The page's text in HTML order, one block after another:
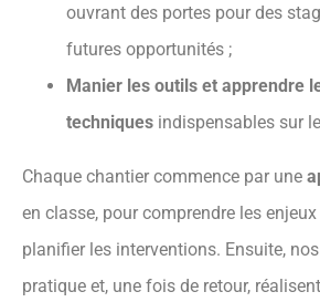
ouvrant des portes pour des
futures opportunités ;
Manier les outils et apprendre
techniques indispensables sur
Chaque chantier commence par une
en classe, pour comprendre les
planifier les interventions. Ensuite,
pratique et, une fois de retour,